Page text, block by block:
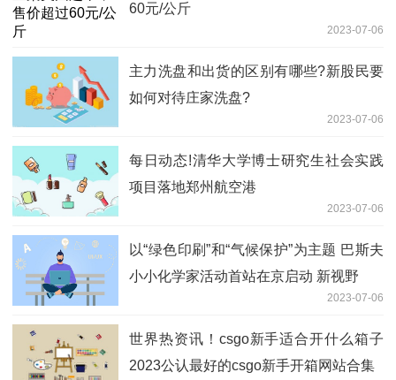
60元/公斤
2023-07-06
主力洗盘和出货的区别有哪些?新股民要
如何对待庄家洗盘?
2023-07-06
每日动态!清华大学博士研究生社会实践
项目落地郑州航空港
2023-07-06
以“绿色印刷”和“气候保护”为主题 巴斯夫
小小化学家活动首站在京启动 新视野
2023-07-06
世界热资讯！csgo新手适合开什么箱子
2023公认最好的csgo新手开箱网站合集